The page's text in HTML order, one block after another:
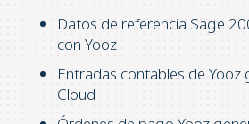
Datos de referencia Sage
con Yooz
Entradas contables de
Cloud